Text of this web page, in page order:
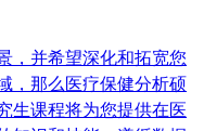
，并希望深化和拓宽您
，那么医疗保健分析硕
生课程将为您提供在医